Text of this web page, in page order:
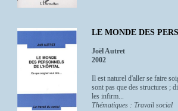
LE MONDE DES
Joël Autret
2002
Il est naturel d'aller se faire
sont pas que des structures ;
les infirm...
Thématiques : Travail social